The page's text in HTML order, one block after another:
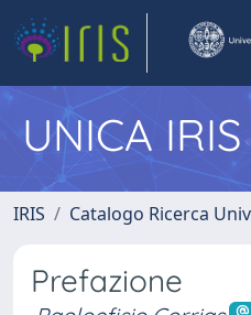
UNICA IRIS
IRIS Catalogo Ricerca
Prefazione